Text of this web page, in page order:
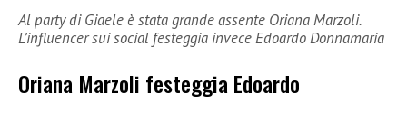
Al party di Giaele è stata grande assente Oriana Marzoli.
L’influencer sui social festeggia invece Edoardo Donnamaria
Oriana Marzoli festeggia Edoardo